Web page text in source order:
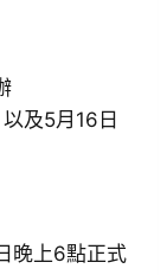
及5月16日
晚上6點正式